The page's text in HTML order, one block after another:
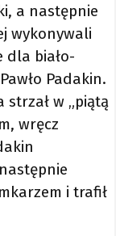
a następnie
wykonywali
dla biało-
Padakin.
strzał w „piątą
wręcz
i trafił